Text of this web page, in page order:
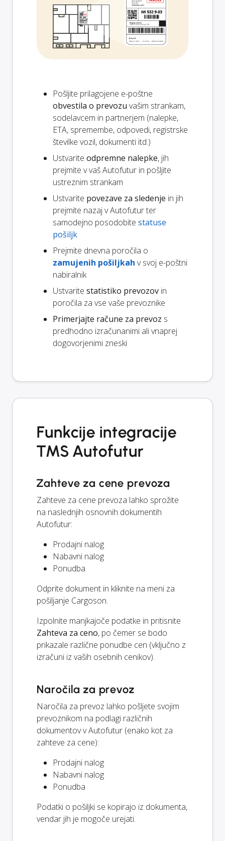
Pošljite prilagojene e-poštne
obvestila o prevozu vašim strankam,
sodelavcem in partnerjem (nalepke,
ETA, spremembe, odpovedi, registrske
številke vozil, dokumenti itd.)
Ustvarite odpremne nalepke, jih
prejmite v vaš Autofutur in pošljite
ustreznim strankam
Ustvarite povezave za sledenje in jih
prejmite nazaj v Autofutur ter
samodejno posodobite statuse
pošiljk
Prejmite dnevna poročila o
zamujenih pošiljkah v svoj e-poštni
nabiralnik
Ustvarite statistiko prevozov in
poročila za vse vaše prevoznike
Primerjajte račune za prevoz s
predhodno izračunanimi ali vnaprej
dogovorjenimi zneski
Funkcije integracije
TMS Autofutur
Zahteve za cene prevoza
Zahteve za cene prevoza lahko sprožite
na naslednjih osnovnih dokumentih
Autofutur:
Prodajni nalog
Nabavni nalog
Ponudba
Odprite dokument in kliknite na meni za
pošiljanje Cargoson.
Izpolnite manjkajoče podatke in pritisnite
Zahteva za ceno, po čemer se bodo
prikazale različne ponudbe cen (vključno z
izračuni iz vaših osebnih cenikov).
Naročila za prevoz
Naročila za prevoz lahko pošljete svojim
prevoznikom na podlagi različnih
dokumentov v Autofutur (enako kot za
zahteve za cene):
Prodajni nalog
Nabavni nalog
Ponudba
Podatki o pošiljki se kopirajo iz dokumenta,
vendar jih je mogoče urejati.